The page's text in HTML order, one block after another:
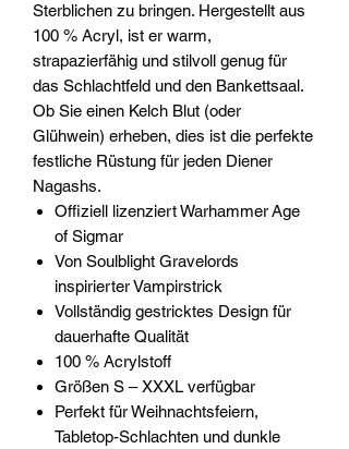
Sterblichen zu bringen. Hergestellt aus
100 % Acryl, ist er warm,
strapazierfähig und stilvoll genug für
das Schlachtfeld und den Bankettsaal.
Ob Sie einen Kelch Blut (oder
Glühwein) erheben, dies ist die perfekte
festliche Rüstung für jeden Diener
Nagashs.
Offiziell lizenziert Warhammer Age
of Sigmar
Von Soulblight Gravelords
inspirierter Vampirstrick
Vollständig gestricktes Design für
dauerhafte Qualität
100 % Acrylstoff
Größen S – XXXL verfügbar
Perfekt für Weihnachtsfeiern,
Tabletop-Schlachten und dunkle